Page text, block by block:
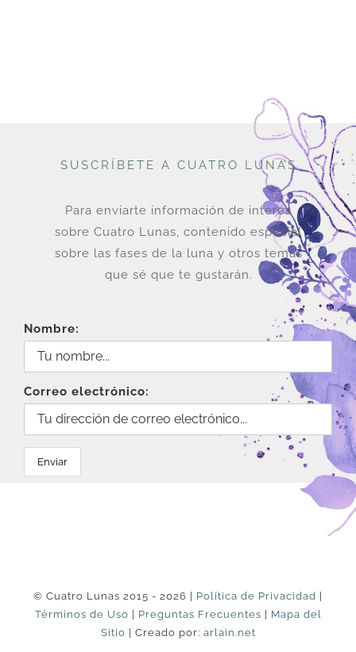
SUSCRÍBETE A CUATRO LUNAS
Para enviarte información de interés
sobre Cuatro Lunas, contenido especial
sobre las fases de la luna y otros temas
que sé que te gustarán.
Nombre:
Correo electrónico:
© Cuatro Lunas 2015 - 2026 | Política de Privacidad |
Términos de Uso | Preguntas Frecuentes | Mapa del
Sitio | Creado por: arlain.net